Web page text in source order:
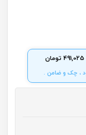
491,025 تومان